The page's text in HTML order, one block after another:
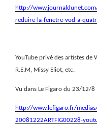
http://
reduire-la-fenetre-vod-a-
YouTube privé des artistes de
R.E.M, Missy Eliot, etc.
Vu dans Le Figaro du 23/12/8
http://www.lefigaro.fr/
20081222ARTFIG00228-